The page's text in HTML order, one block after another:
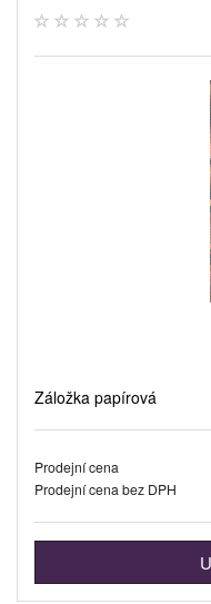
Záložka papírová
Prodejní cena
Prodejní cena bez DPH